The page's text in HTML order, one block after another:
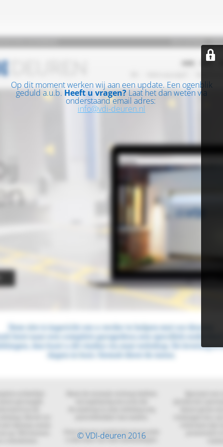
Op dit moment werken wij aan een update. Een ogenblik
geduld a.u.b. Heeft u vragen? Laat het dan weten via
onderstaand email adres:
info@vdi-deuren.nl
© VDI-deuren 2016